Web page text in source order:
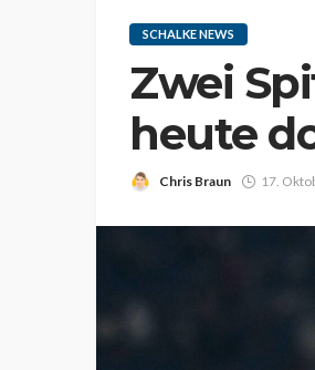
SCHALKE NEWS
Zwei
heute
Chris Braun 17.